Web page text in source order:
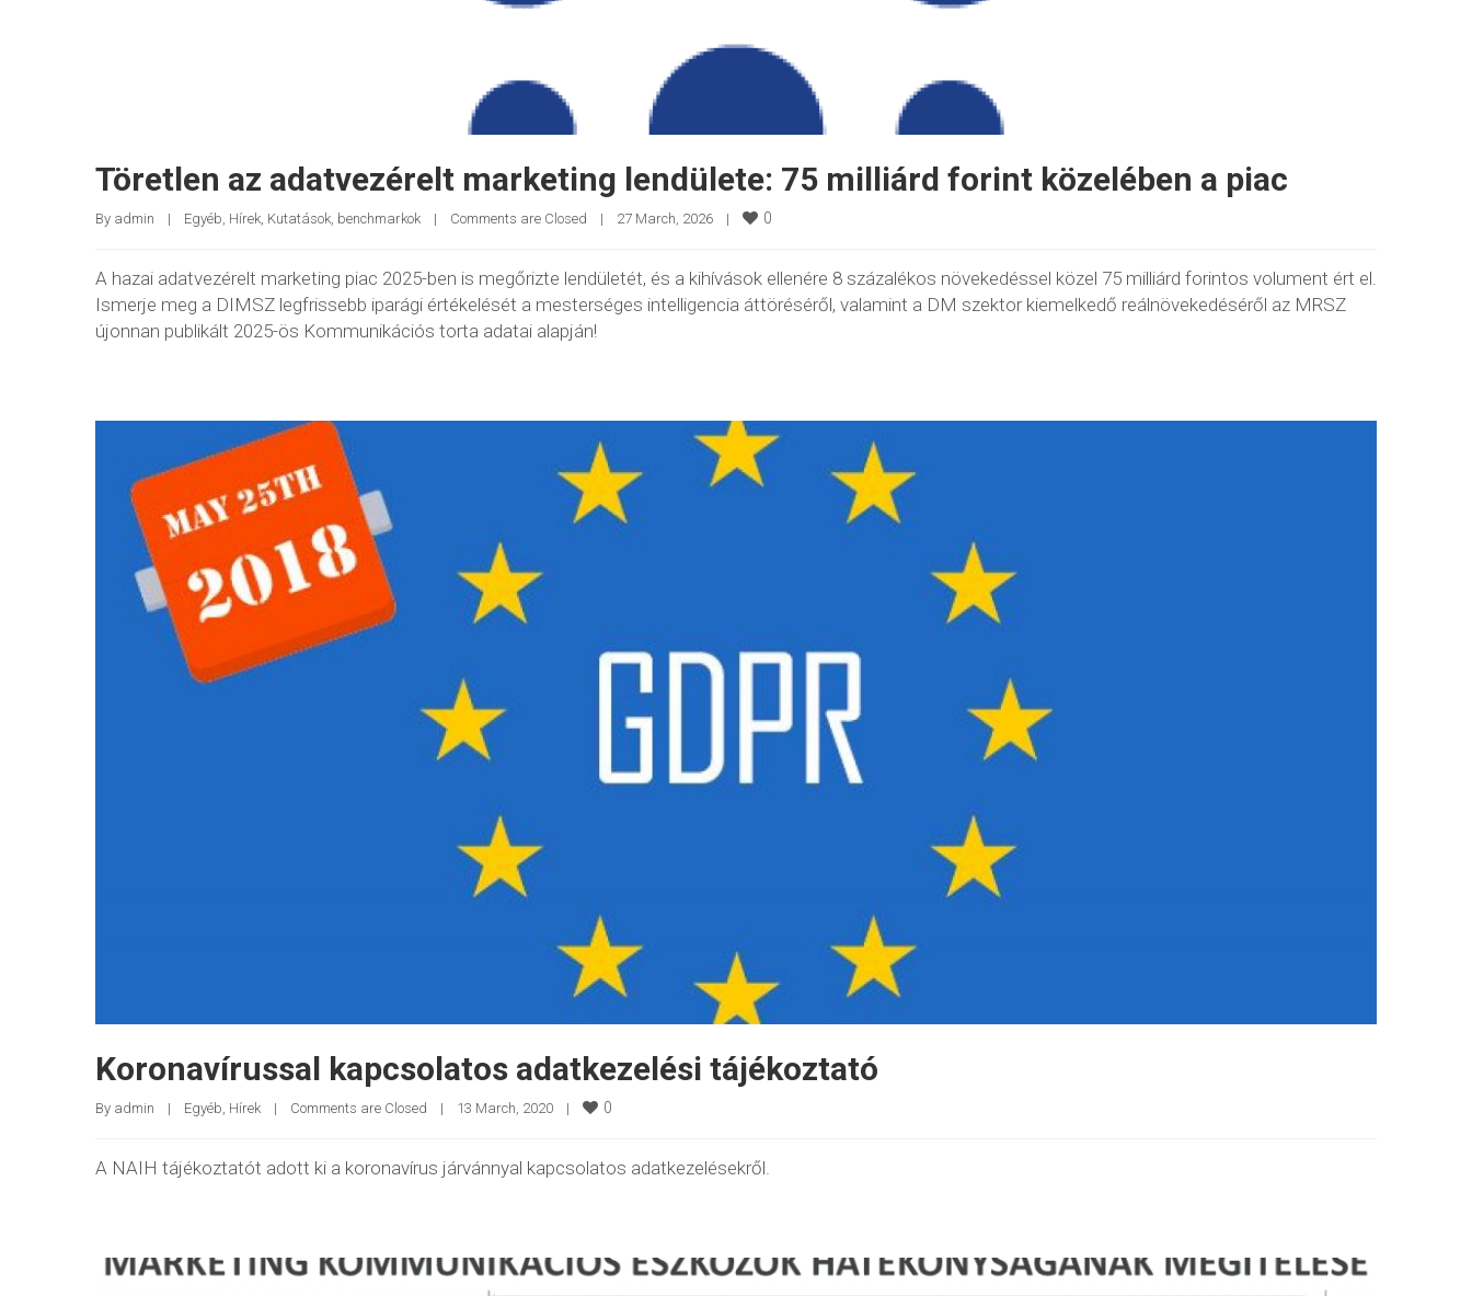
Töretlen az adatvezérelt marketing lendülete: 75 milliárd forint közelében a piac
By admin | Egyéb Hírek Kutatások, benchmarkok | Comments are Closed | 27 March, 2026 | 0
A hazai adatvezérelt marketing piac 2025-ben is megőrizte lendületét, és a kihívások ellenére 8 százalékos növekedéssel közel 75 milliárd forintos volument ért el.
Ismerje meg a DIMSZ legfrissebb iparági értékelését a mesterséges intelligencia áttöréséről, valamint a DM szektor kiemelkedő reálnövekedéséről az MRSZ
újonnan publikált 2025-ös Kommunikációs torta adatai alapján!
Koronavírussal kapcsolatos adatkezelési tájékoztató
By admin | Egyéb Hírek | Comments are Closed | 13 March, 2020 | 0
A NAIH tájékoztatót adott ki a koronavírus járvánnyal kapcsolatos adatkezelésekről.